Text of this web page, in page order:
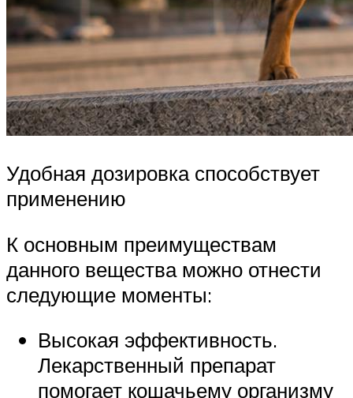
Удобная дозировка способствует
применению
К основным преимуществам
данного вещества можно отнести
следующие моменты:
Высокая эффективность.
Лекарственный препарат
помогает кошачьему организму